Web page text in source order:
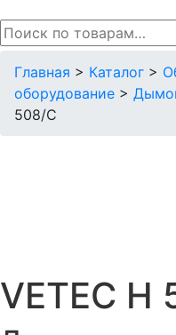
Искать:
Главная > Каталог >
оборудование >
508/C
VETEC H